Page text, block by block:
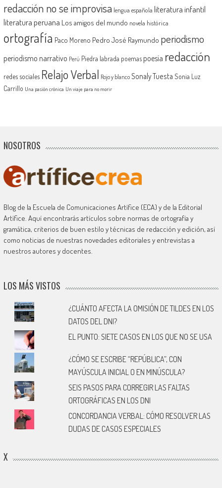
redacción no se improvisa lengua española literatura infantil
literatura peruana Los amigos del mundo novela histórica
ortografía Paco Moreno Pedro José Raymundo periodismo
periodismo narrativo Perú Piedra labrada poemas poesía redacción
redes sociales Relajo Verbal Rojo y blanco Sonaly Tuesta Sonia Luz
Carrillo Una pasión crónica Un viaje para no morir
NOSOTROS
Blog de la Escuela de Comunicaciones Artífice (ECA) y de la Editorial
Artífice. Aquí encontrarás artículos sobre normas de ortografía y
gramática, criterios de buen estilo y técnicas de redacción y edición, así
como noticias de nuestras novedades editoriales y entrevistas a
nuestros autores y docentes.
LOS MÁS VISTOS
¿CUÁNTO AFECTA LA OMISIÓN DE TILDES EN LOS
DATOS DEL DNI?
EL PUNTO: SIETE CASOS EN LOS QUE NO SE USA
¿CÓMO SE ESCRIBE “REPÚBLICA”, CON
MAYÚSCULA INICIAL O EN MINÚSCULA?
SEIS PASOS PARA CORREGIR LAS FALTAS
ORTOGRÁFICAS EN LOS DNI
CONCORDANCIA VERBAL: CÓMO RESOLVER LAS
DUDAS DE CASOS ESPECIALES
X